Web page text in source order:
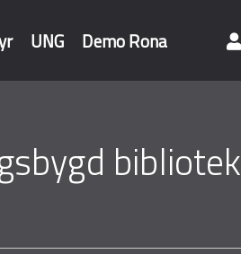
UNG Demo Rona
bibliotek